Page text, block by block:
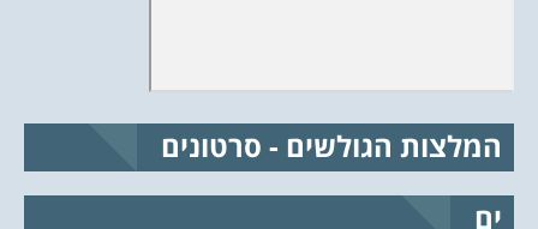
המלצות הגולשים - סרטונים
ים